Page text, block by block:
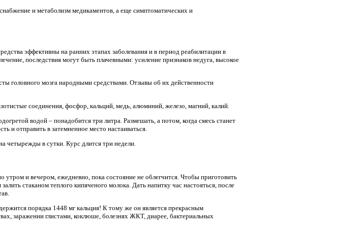
и метаболизм медикаментов, а еще симптоматических и
эффективны на ранних этапах заболевания и в период реабилитации в
последствия могут быть плачевными: усиление признаков недуга, высокое
головного мозга народными средствами. Отзывы об их действенности
соединения, фосфор, кальций, медь, алюминий, железо, магний, калий.
водой – понадобится три литра. Размешать, а потом, когда смесь станет
и отправить в затемненное место настаиваться.
четырежды в сутки. Курс длится три недели.
и вечером, ежедневно, пока состояние не облегчится. Чтобы приготовить
стаканом теплого кипяченого молока. Дать напитку час настояться, после
порядка 1448 мг кальция! К тому же он является прекрасным
заражении глистами, коклюше, болезнях ЖКТ, диарее, бактериальных